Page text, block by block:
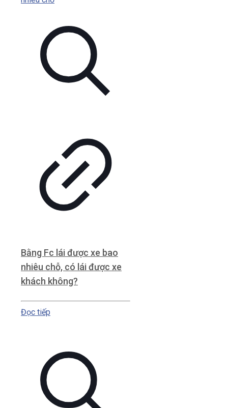
Bằng Fc lái được xe bao
nhiêu chỗ, có lái được xe
khách không?
Đọc tiếp